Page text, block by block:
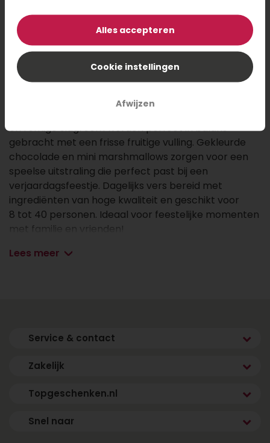
Voeg toe aan winkelwagen
Omschrijving
Deze feestelijke verjaardagstaart maakt van elke
verjaardag een onvergetelijke dag! De luchtige cake
en romige slagroom worden perfect in balans
gebracht met een frisse fruitige vulling. Gekleurde
chocolade en mini marshmallows zorgen voor een
speelse uitstraling die perfect past bij een
verjaardagsfeestje. Dagelijks vers bereid met
ingrediënten van hoge kwaliteit en geschikt voor
8 tot 40 personen. Ideaal voor feestelijke momenten
met familie en vrienden!
✔ Elke dag vers bereid
Afmetingen & aantal personen
- 8 personen: 19x19cm
- 12 personen: 21x21cm
- 16 personen: 24x24cm (getoond formaat)
- 20 personen: 27x27cm
Lees meer
Service & contact
Zakelijk
Topgeschenken.nl
Snel naar
Alles accepteren
Cookie instellingen
Afwijzen